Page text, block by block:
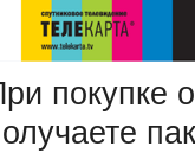
покупке